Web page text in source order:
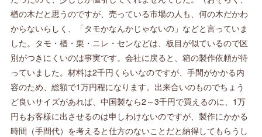
楢の木だと思うのですが、売っている市場の人も、何の木だかわ
からないらしく、「タモかなんかじゃないの」などと言っていま
した。タモ・楢・栗・ニレ・センなどは、板目が似ているので区
別がつきにくいのは事実です。会社に戻ると、箱の製作依頼が待
っていました。材料は2千円くらいなのですが、手間がかかる内
容のため、総額で1万円程になります。出来合いのものでちょう
ど良いサイズがあれば、中国製なら2～3千円で買えるのに、1万
円もお客様に出させるのは申しわけないのですが、製作にかかる
時間（手間代）を考えると仕方のないことだと納得してもらうし